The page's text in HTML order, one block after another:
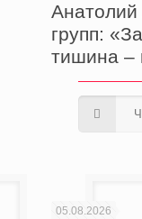
групп:
тишина –
05.08.2026